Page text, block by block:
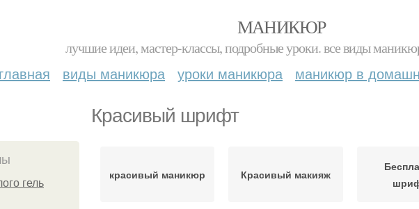
МАНИКЮР
лучшие идеи, мастер-классы, подробные уроки. все виды
главная виды маникюра уроки маникюра маникюр в
Красивый шрифт
гель
красивый маникюр Красивый макияж